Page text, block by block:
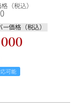
（税込）
価格（税込）
可能